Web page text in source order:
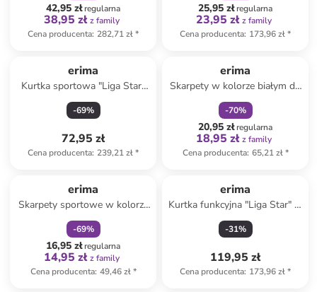
42,95 złregularna
38,95 zł z family
Cena producenta: 282,71 zł*
25,95 złregularna
23,95 zł z family
Cena producenta: 173,96 zł*
erima
Kurtka sportowa "Liga Star"
w kolorze antracytowym
-69%
72,95 zł
Cena producenta: 239,21 zł*
erima
Skarpety w kolorze białym do
biegania
-70%
20,95 złregularna
18,95 zł z family
Cena producenta: 65,21 zł*
erima
Skarpety sportowe w kolorze
czarnym
-69%
16,95 złregularna
14,95 zł z family
Cena producenta: 49,46 zł*
erima
Kurtka funkcyjna "Liga Star" w
kolorze szarym
-31%
119,95 zł
Cena producenta: 173,96 zł*